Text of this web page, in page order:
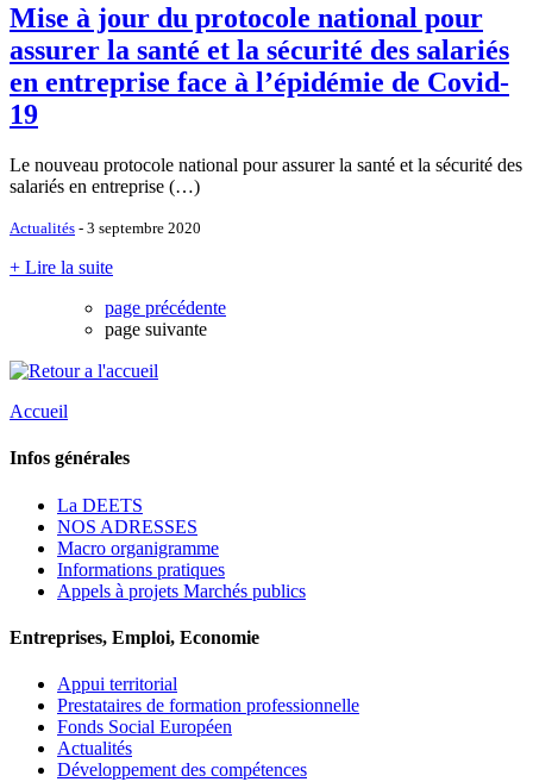
Mise à jour du protocole national pour
assurer la santé et la sécurité des salariés
en entreprise face à l’épidémie de Covid-
19
Le nouveau protocole national pour assurer la santé et la sécurité des
salariés en entreprise (…)
Actualités - 3 septembre 2020
+ Lire la suite
page précédente
page suivante
Accueil
Infos générales
La DEETS
NOS ADRESSES
Macro organigramme
Informations pratiques
Appels à projets Marchés publics
Entreprises, Emploi, Economie
Appui territorial
Prestataires de formation professionnelle
Fonds Social Européen
Actualités
Développement des compétences